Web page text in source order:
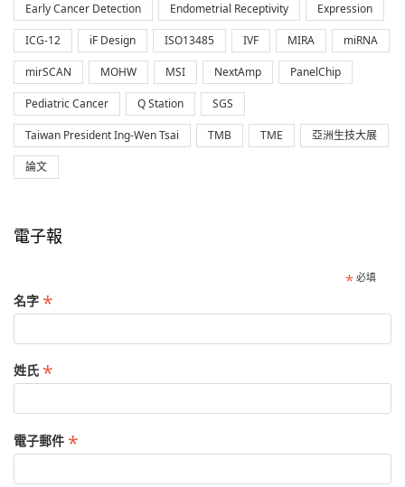
Early Cancer Detection Endometrial Receptivity Expression
ICG-12 iF Design ISO13485 IVF MIRA miRNA
mirSCAN MOHW MSI NextAmp PanelChip
Pediatric Cancer Q Station SGS
Taiwan President Ing-Wen Tsai TMB TME 亞洲生技大展
論文
電子報
* 必填
名字 *
姓氏 *
電子郵件 *